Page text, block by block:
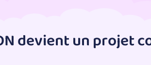
devient un projet